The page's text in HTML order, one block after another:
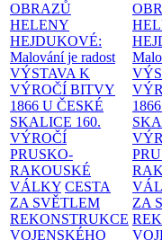
OBRAZŮ
HELENY
HEJDUKOVÉ:
Malování je radost
VÝSTAVA K
VÝROČÍ BITVY
1866 U ČESKÉ
SKALICE 160.
VÝROČÍ
PRUSKO-
RAKOUSKÉ
VÁLKY CESTA
ZA SVĚTLEM
REKONSTRUKCE
VOJENSKÉHO
ZA